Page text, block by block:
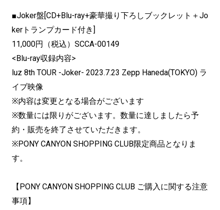
■Joker盤[CD+Blu-ray+豪華撮り下ろしブックレット＋Jo
kerトランプカード付き]
11,000円（税込）SCCA-00149
<Blu-ray収録内容>
luz 8th TOUR -Joker- 2023.7.23 Zepp Haneda(TOKYO) ラ
イブ映像
※内容は変更となる場合がございます
※数量には限りがございます。数量に達しましたら予
約・販売を終了させていただきます。
※PONY CANYON SHOPPING CLUB限定商品となりま
す。
【PONY CANYON SHOPPING CLUB ご購入に関する注意
事項】